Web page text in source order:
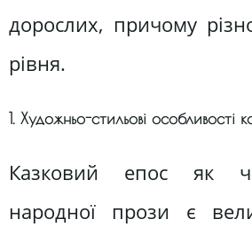
дорослих, причому
рівня.
1. Художньо-стильові особливості
Казковий епос як
народної прози є